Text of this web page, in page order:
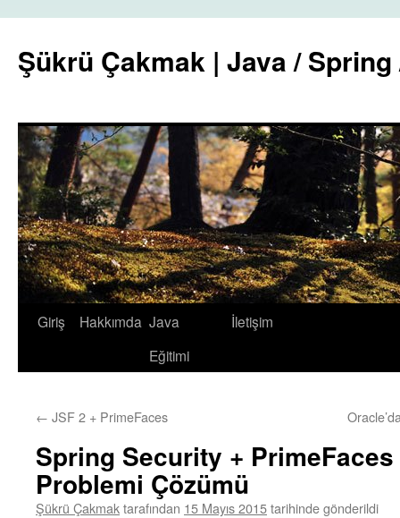
Şükrü Çakmak | Java /
İçeriğe
Giriş Hakkımda Java
Eğitimi
İletişim
← JSF 2 + PrimeFaces
Spring Security +
Problemi Çözümü
Şükrü Çakmaktarafından 15 Mayıs 2015tarihinde gönderildi